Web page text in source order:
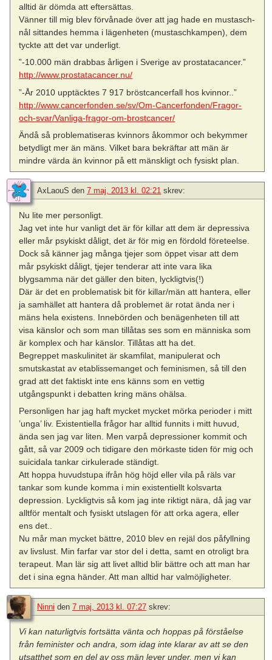
alltid är dömda att eftersättas.
Vänner till mig blev förvånade över att jag hade en mustasch-
nål sittandes hemma i lägenheten (mustaschkampen), dem
tyckte att det var underligt.
”-10.000 män drabbas årligen i Sverige av prostatacancer.”
http://www.prostatacancer.nu/
”-År 2010 upptäcktes 7 917 bröstcancerfall hos kvinnor..”
http://www.cancerfonden.se/sv/Om-Cancerfonden/Fragor-
och-svar/Vanliga-fragor-om-brostcancer/
Ändå så problematiseras kvinnors åkommor och bekymmer
betydligt mer än mäns. Vilket bara bekräftar att män är
mindre värda än kvinnor på ett mänskligt och fysiskt plan.
AxLaouS den 7 maj, 2013 kl. 02:21 skrev:
Nu lite mer personligt.
Jag vet inte hur vanligt det är för killar att dem är depressiva
eller mår psykiskt dåligt, det är för mig en fördold företeelse.
Dock så känner jag många tjejer som öppet visar att dem
mår psykiskt dåligt, tjejer tenderar att inte vara lika
blygsamma när det gäller den biten, lyckligtvis(!)
Där är det en problematisk bit för killar/män att hantera, eller
ja samhället att hantera då problemet är rotat ända ner i
mäns hela existens. Innebörden och benägenheten till att
visa känslor och som man tillåtas ses som en människa som
är komplex och har känslor. Tillåtas att ha det.
Begreppet maskulinitet är skamfilat, manipulerat och
smutskastat av etablissemanget och feminismen, så till den
grad att det faktiskt inte ens känns som en vettig
utgångspunkt i debatten kring mäns ohälsa.
Personligen har jag haft mycket mycket mörka perioder i mitt
’unga’ liv. Existentiella frågor har alltid funnits i mitt huvud,
ända sen jag var liten. Men varpå depressioner kommit och
gått, så var 2009 och tidigare den mörkaste tiden för mig och
suicidala tankar cirkulerade ständigt.
Att hoppa huvudstupa ifrån hög höjd eller vila på räls var
tankar som kunde komma i min existentiellt kolsvarta
depression. Lyckligtvis så kom jag inte riktigt nära, då jag var
alltför mentalt och fysiskt utslagen för att orka agera, eller
ens det..
Nu mår man mycket bättre, 2010 blev en rejäl dos påfyllning
av livslust. Min farfar var stor del i detta, samt en otroligt bra
terapeut. Man lär sig att livet alltid blir bättre och att man har
det i sina egna händer. Att man alltid har valmöjligheter.
Ninni den 7 maj, 2013 kl. 07:27 skrev:
Vi kan naturligtvis fortsätta vänta och hoppas på förståelse
från feminister och andra, som idag inte klarar av att se den
utsatthet som en del av oss män lever under, men vi kan